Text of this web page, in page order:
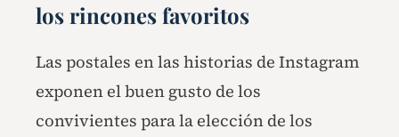
los rincones favoritos
Las postales en las historias de Instagram
exponen el buen gusto de los
convivientes para la elección de los